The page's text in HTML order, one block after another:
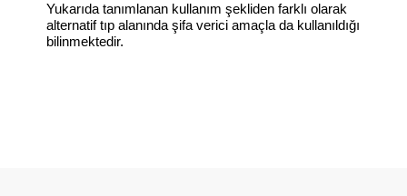
Yukarıda tanımlanan kullanım şekliden farklı olarak
alternatif tıp alanında şifa verici amaçla da kullanıldığı
bilinmektedir.